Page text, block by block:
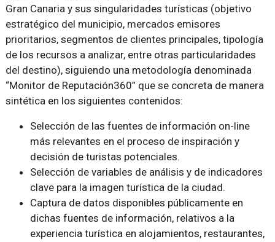
Gran Canaria y sus singularidades turísticas (objetivo
estratégico del municipio, mercados emisores
prioritarios, segmentos de clientes principales, tipología
de los recursos a analizar, entre otras particularidades
del destino), siguiendo una metodología denominada
“Monitor de Reputación360” que se concreta de manera
sintética en los siguientes contenidos:
Selección de las fuentes de información on-line
más relevantes en el proceso de inspiración y
decisión de turistas potenciales.
Selección de variables de análisis y de indicadores
clave para la imagen turística de la ciudad.
Captura de datos disponibles públicamente en
dichas fuentes de información, relativos a la
experiencia turística en alojamientos, restaurantes,